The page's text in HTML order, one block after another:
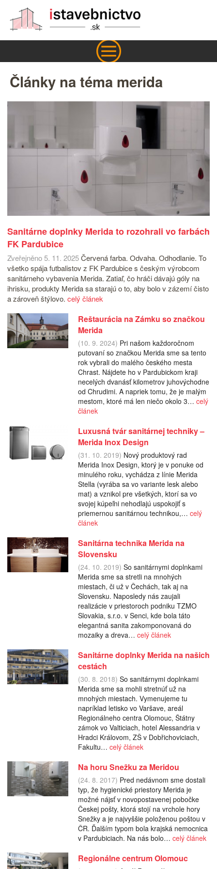
Články na téma merida
Sanitárne doplnky Merida to rozohrali vo farbách
FK Pardubice
Zveřejněno 5. 11. 2025Červená farba. Odvaha. Odhodlanie. To
všetko spája futbalistov z FK Pardubice s českým výrobcom
sanitárneho vybavenia Merida. Zatiaľ, čo hráči dávajú góly na
ihrisku, produkty Merida sa starajú o to, aby bolo v zázemí čisto
a zároveň štýlovo. celý článek
Reštaurácia na Zámku so značkou
Merida
(10. 9. 2024) Pri našom každoročnom
putovaní so značkou Merida sme sa tento
rok vybrali do malého českého mesta
Chrast. Nájdete ho v Pardubickom kraji
necelých dvanásť kilometrov juhovýchodne
od Chrudimi. A napriek tomu, že je malým
mestom, ktoré má len niečo okolo 3… celý
článek
Luxusná tvár sanitárnej techniky –
Merida Inox Design
(31. 10. 2019) Nový produktový rad
Merida Inox Design, ktorý je v ponuke od
minulého roku, vychádza z línie Merida
Stella (vyrába sa vo variante lesk alebo
mat) a vznikol pre všetkých, ktorí sa vo
svojej kúpeľni nehodlajú uspokojiť s
priemernou sanitárnou technikou,… celý
článek
Sanitárna technika Merida na
Slovensku
(24. 10. 2019) So sanitárnymi doplnkami
Merida sme sa stretli na mnohých
miestach, či už v Čechách, tak aj na
Slovensku. Naposledy nás zaujali
realizácie v priestoroch podniku TZMO
Slovakia, s.r.o. v Senci, kde bola táto
elegantná sanita zakomponovaná do
mozaiky a dreva… celý článek
Sanitárne doplnky Merida na našich
cestách
(30. 8. 2018) So sanitárnymi doplnkami
Merida sme sa mohli stretnúť už na
mnohých miestach. Vymenujeme tu
napríklad letisko vo Varšave, areál
Regionálneho centra Olomouc, Štátny
zámok vo Valticiach, hotel Alessandria v
Hradci Královom, ZŠ v Dobřichoviciach,
Fakultu… celý článek
Na horu Snežku za Meridou
(24. 8. 2017) Pred nedávnom sme dostali
typ, že hygienické priestory Merida je
možné nájsť v novopostavenej pobočke
Českej pošty, ktorá stojí na vrchole hory
Snežky a je najvyššie položenou poštou v
ČR. Ďalším typom bola krajská nemocnica
v Pardubiciach. Na nás bolo… celý článek
Regionálne centrum Olomouc